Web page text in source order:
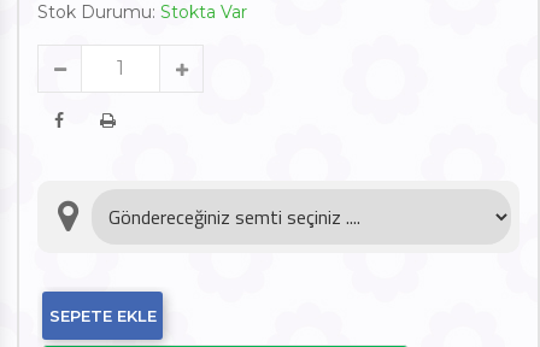
Stok Durumu: Stokta Var
SEPETE EKLE